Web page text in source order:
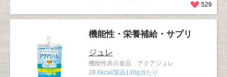
529
機能性・栄養補給・サプリ
ジュレ
機能性表示食品 アクアジュレ
28.6kcal/製品130g当たり